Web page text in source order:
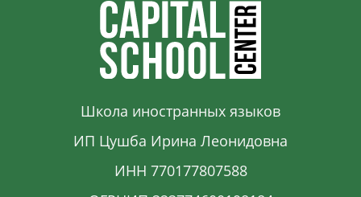
Школа иностранных языков
ИП Цушба Ирина Леонидовна
ИНН 770177807588